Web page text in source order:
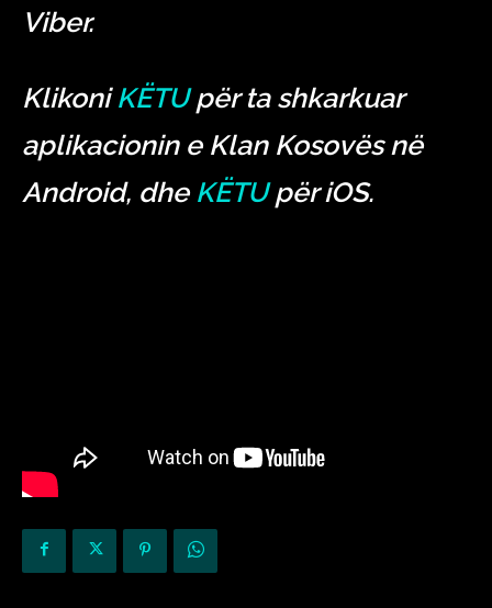
Viber.
KlikoniKËTUpër ta shkarkuar
aplikacionin e Klan Kosovës në
Android, dhe KËTUpër iOS.